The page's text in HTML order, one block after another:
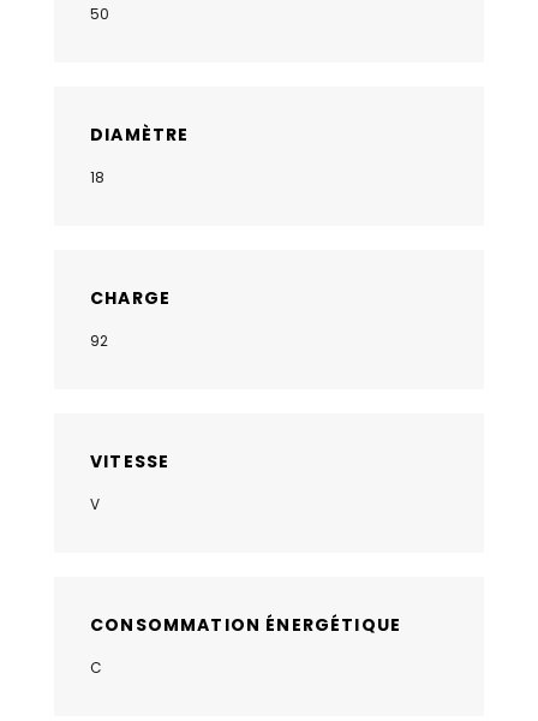
50
DIAMÈTRE
18
CHARGE
92
VITESSE
V
CONSOMMATION ÉNERGÉTIQUE
C